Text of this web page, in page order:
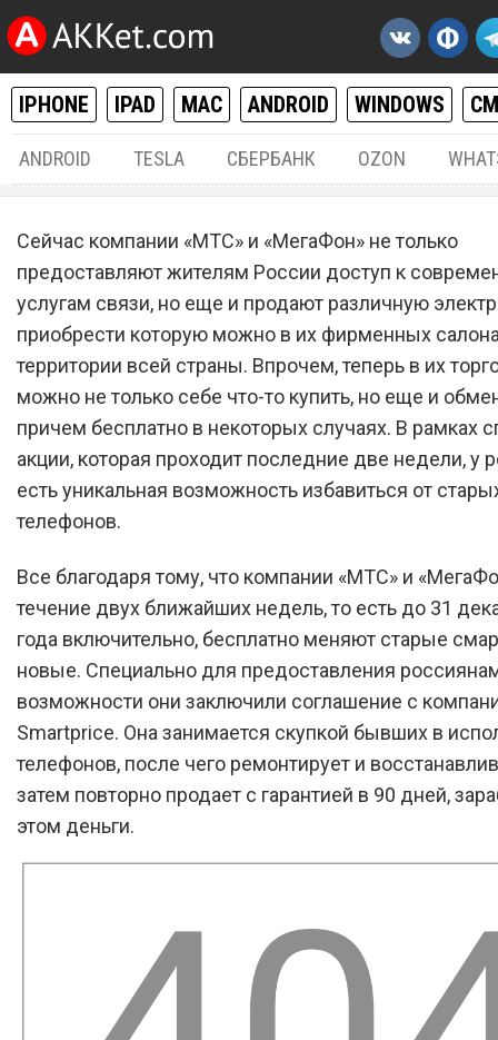
IPHONE IPAD MAC ANDROID WINDOWS
ANDROID TESLA СБЕРБАНК OZON
«МТС» и «МегаФон» в
двух недель бесплатно
старые смартфоны на
Сейчас компании «МТС» и «МегаФон» не только
предоставляют жителям России доступ к
услугам связи, но еще и продают различную
приобрести которую можно в их фирменных
территории всей страны. Впрочем, теперь в их
можно не только себе что-то купить, но еще и
причем бесплатно в некоторых случаях. В рамках
акции, которая проходит последние две недели, у
есть уникальная возможность избавиться от
телефонов.
Все благодаря тому, что компании «МТС» и
течение двух ближайших недель, то есть до 31
года включительно, бесплатно меняют старые
новые. Специально для предоставления
возможности они заключили соглашение с
Smartprice. Она занимается скупкой бывших в
телефонов, после чего ремонтирует и
затем повторно продает с гарантией в 90 дней,
этом деньги.